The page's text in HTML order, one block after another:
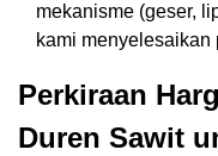
mekanisme (geser,
kami menyelesaikan
Perkiraan
Duren Sawit